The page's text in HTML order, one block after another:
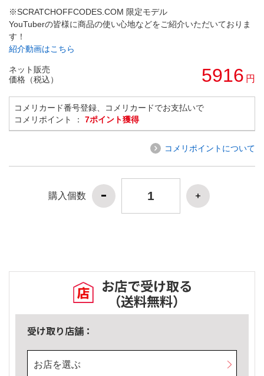
※SCRATCHOFFCODES.COM 限定モデル
YouTuberの皆様に商品の使い心地などをご紹介いただいておりま
す！
紹介動画はこちら
ネット販売
価格（税込）
5916 円
コメリカード番号登録、コメリカードでお支払いで
コメリポイント ： 7ポイント獲得
コメリポイントについて
購入個数
お店で受け取る
（送料無料）
受け取り店舗：
お店を選ぶ